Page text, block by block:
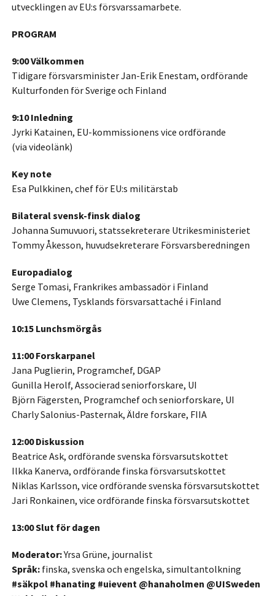
utvecklingen av EU:s försvarssamarbete.
PROGRAM
9:00 Välkommen
Tidigare försvarsminister Jan-Erik Enestam, ordförande
Kulturfonden för Sverige och Finland
9:10 Inledning
Jyrki Katainen, EU-kommissionens vice ordförande
(via videolänk)
Key note
Esa Pulkkinen, chef för EU:s militärstab
Bilateral svensk-finsk dialog
Johanna Sumuvuori, statssekreterare Utrikesministeriet
Tommy Åkesson, huvudsekreterare Försvarsberedningen
Europadialog
Serge Tomasi, Frankrikes ambassadör i Finland
Uwe Clemens, Tysklands försvarsattaché i Finland
10:15 Lunchsmörgås
11:00 Forskarpanel
Jana Puglierin, Programchef, DGAP
Gunilla Herolf, Associerad seniorforskare, UI
Björn Fägersten, Programchef och seniorforskare, UI
Charly Salonius-Pasternak, Äldre forskare, FIIA
12:00 Diskussion
Beatrice Ask, ordförande svenska försvarsutskottet
Ilkka Kanerva, ordförande finska försvarsutskottet
Niklas Karlsson, vice ordförande svenska försvarsutskottet
Jari Ronkainen, vice ordförande finska försvarsutskottet
13:00 Slut för dagen
Moderator:Yrsa Grüne, journalist
Språk:finska, svenska och engelska, simultantolkning
#säkpol #hanating #uievent @hanaholmen @UISweden